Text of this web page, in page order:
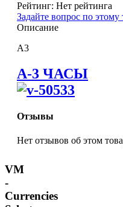
Рейтинг: Нет рейтинга
Задайте вопрос по этому
Описание
А3
А-3 ЧАСЫ
Отзывы
Нет отзывов об этом
VM
-
Currencies